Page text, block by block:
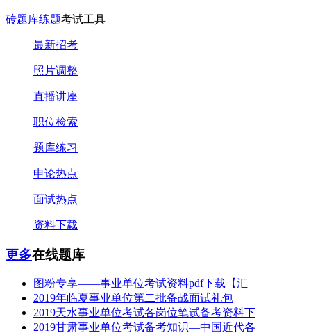
砖题库练题考试工具
最新招考
照片调整
直播讲座
职位检索
题库练习
申论热点
面试热点
资料下载
更多在线题库
图粉专享——事业单位考试资料pdf下载【汇
2019年临夏事业单位第二批备战面试礼包
2019天水事业单位考试各岗位笔试备考资料下
2019甘肃事业单位考试备考知识—中国近代各